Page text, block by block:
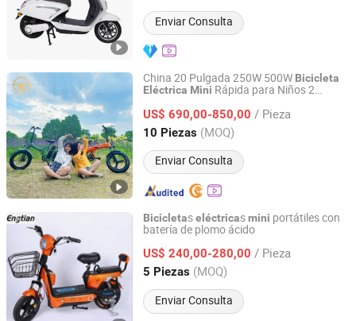
Enviar Consulta
China 20 Pulgada 250W 500W Bicicleta
Eléctrica Mini Rápida para Niños 2
US$ 690,00-850,00 / Pieza
10 Piezas (MOQ)
Enviar Consulta
Jiangsu Triuni Import & Export Co., Ltd.
Jiangsu, China Desde 2020
Bicicletaseléctricasmini portátiles con
batería de plomo ácido
US$ 240,00-280,00 / Pieza
5 Piezas (MOQ)
Enviar Consulta
Wuxi Tenghui Electric Vehicles Co., Ltd.
Jiangsu, China Desde 2021